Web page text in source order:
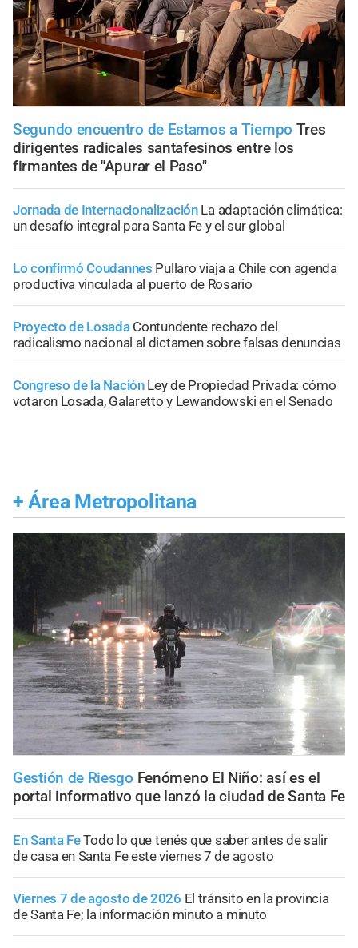
Segundo encuentro de Estamos a Tiempo Tres
dirigentes radicales santafesinos entre los
firmantes de "Apurar el Paso"
Jornada de Internacionalización La adaptación climática:
un desafío integral para Santa Fe y el sur global
Lo confirmó Coudannes Pullaro viaja a Chile con agenda
productiva vinculada al puerto de Rosario
Proyecto de Losada Contundente rechazo del
radicalismo nacional al dictamen sobre falsas denuncias
Congreso de la Nación Ley de Propiedad Privada: cómo
votaron Losada, Galaretto y Lewandowski en el Senado
+ Área Metropolitana
Gestión de Riesgo Fenómeno El Niño: así es el
portal informativo que lanzó la ciudad de Santa Fe
En Santa FeTodo lo que tenés que saber antes de salir
de casa en Santa Fe este viernes 7 de agosto
Viernes 7 de agosto de 2026 El tránsito en la provincia
de Santa Fe; la información minuto a minuto